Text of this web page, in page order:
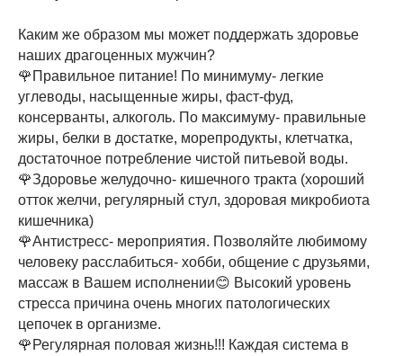
Каким же образом мы может поддержать здоровье
наших драгоценных мужчин?
🌹Правильное питание! По минимуму- легкие
углеводы, насыщенные жиры, фаст-фуд,
консерванты, алкоголь. По максимуму- правильные
жиры, белки в достатке, морепродукты, клетчатка,
достаточное потребление чистой питьевой воды.
🌹Здоровье желудочно- кишечного тракта (хороший
отток желчи, регулярный стул, здоровая микробиота
кишечника)
🌹Антистресс- мероприятия. Позволяйте любимому
человеку расслабиться- хобби, общение с друзьями,
массаж в Вашем исполнении😊 Высокий уровень
стресса причина очень многих патологических
цепочек в организме.
🌹Регулярная половая жизнь!!! Каждая система в